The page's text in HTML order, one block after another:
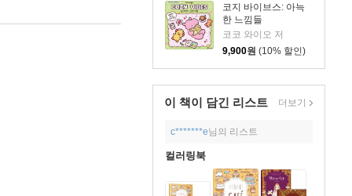
코지 바이브스: 아늑
한 느낌들
코코 와이오 저
9,900원 (10% 할인)
이 책이 담긴 리스트 더보기
c*******e님의 리스트
컬러링북